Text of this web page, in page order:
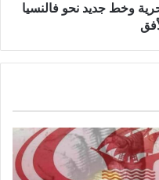
وخط جديد نحو فالنسيا